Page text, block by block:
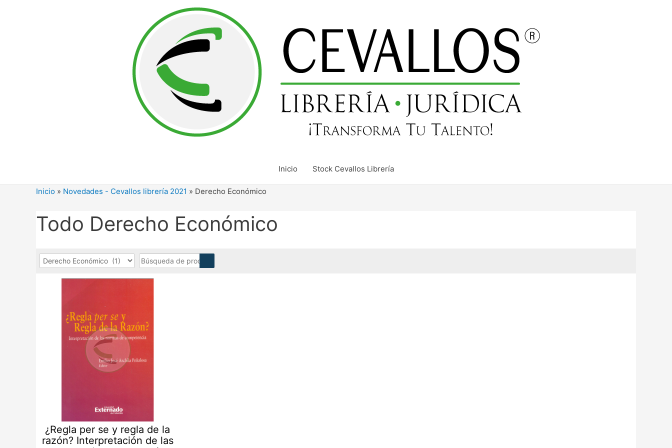
Inicio Stock Cevallos Librería
Inicio » Novedades - Cevallos librería 2021 » Derecho Económico
Todo Derecho Económico
¿Regla per se y regla de la
razón? Interpretación de las